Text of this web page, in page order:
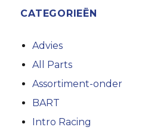
CATEGORIEËN
Advies
All Parts
Assortiment-onder
BART
Intro Racing